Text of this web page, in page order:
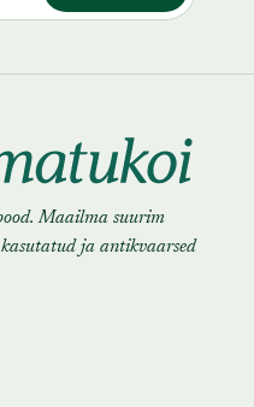
Maailma suurim
ja antikvaarsed